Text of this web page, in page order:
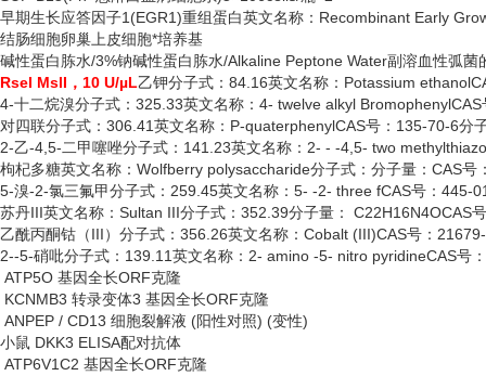
早期生长应答因子1(EGR1)重组蛋白英文名称：Recombinant Early
结肠细胞卵巢上皮细胞*培养基
碱性蛋白胨水/3%钠碱性蛋白胨水/Alkaline Peptone Water副溶血性弧
RseI MslI，10 U/µL乙钾分子式： 84.16英文名称：Potassium
4-十二烷溴分子式：325.33英文名称：4- twelve alkyl
对四联分子式： 306.41英文名称：P-quaterphenylCAS号：135-70-6分
2-乙-4,5-二甲噻唑分子式：141.23英文名称：2- - -4,5- two
枸杞多糖英文名称： Wolfberry polysaccharide分子式：分子量：CAS号
5-溴-2-氯三氟甲分子式：259.45英文名称：5- -2- three fCAS号：445-
苏丹III英文名称：Sultan III分子式：352.39分子量： C22H16N4OCAS
乙酰丙酮钴（III）分子式：356.26英文名称：Cobalt (III)CAS号：
2--5-硝吡分子式：139.11英文名称：2- amino -5- nitro pyridineCAS号
ATP5O 基因全长ORF克隆
KCNMB3 转录变体3 基因全长ORF克隆
ANPEP / CD13 细胞裂解液 (阳性对照) (变性)
小鼠 DKK3 ELISA配对抗体
ATP6V1C2 基因全长ORF克隆